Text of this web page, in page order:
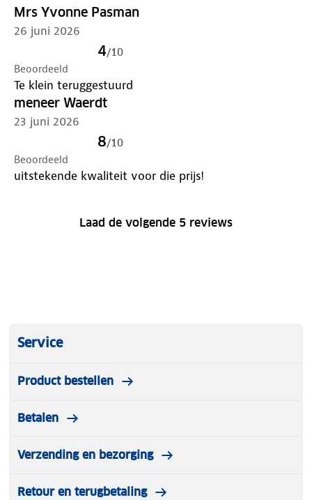
Mrs Yvonne Pasman
26 juni 2026
4/10
Beoordeeld
Te klein teruggestuurd
meneer Waerdt
23 juni 2026
8/10
Beoordeeld
uitstekende kwaliteit voor die prijs!
Laad de volgende 5 reviews
Service
Product bestellen
Betalen
Verzending en bezorging
Retour en terugbetaling